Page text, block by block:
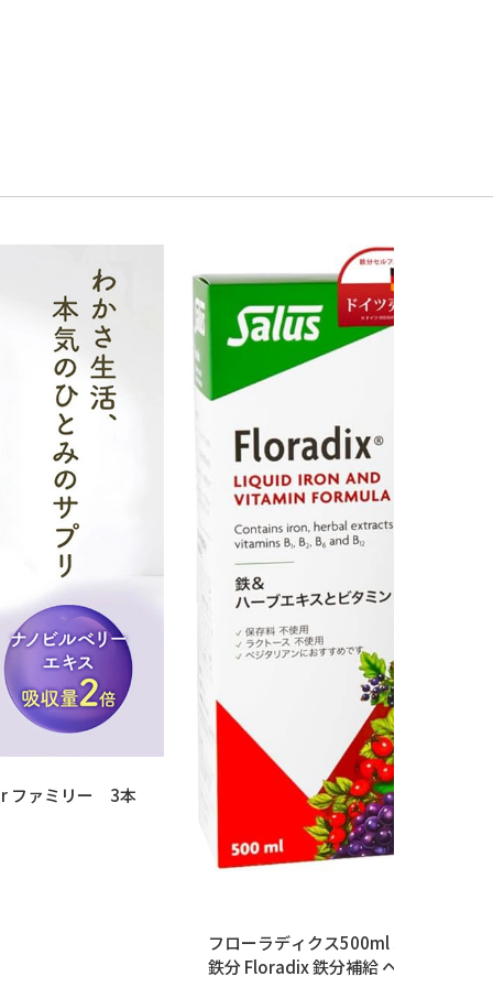
ファミリー 3本
フローラディクス500ml 30日分 鉄分
鉄分 Floradix 鉄分補給 ヘム鉄 フルー